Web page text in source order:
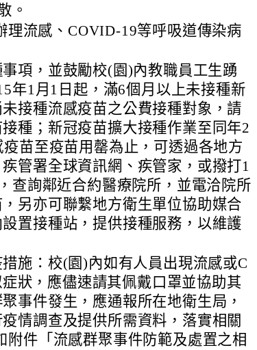
。
理流感、COVID-19等呼吸道傳染病
項，並鼓勵校(園)內教職員工生踴
年1月1日起，滿6個月以上未接種新
接種流感疫苗之公費接種對象，請
種；新冠疫苗擴大接種作業至同年2
苗至疫苗用罄為止，可透過各地方
管署全球資訊網、疾管家，或撥打1
查詢鄰近合約醫療院所，並電洽院所
另亦可聯繫地方衛生單位協助媒合
置接種站，提供接種服務，以維護
施：校(園)內如有人員出現流感或C
狀，應儘速請其佩戴口罩並協助其
事件發生，應通報所在地衛生局，
情調查及提供所需資料，落實相關
附件「流感群聚事件防範及處置之相